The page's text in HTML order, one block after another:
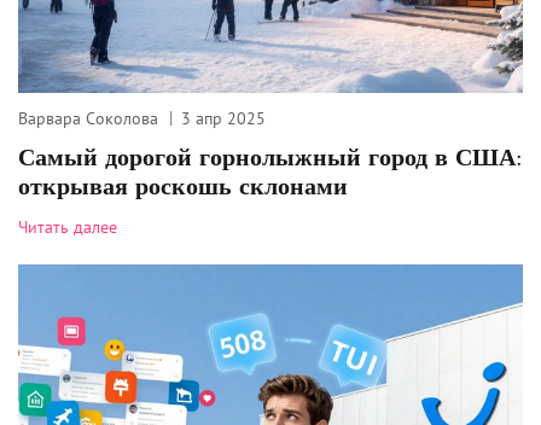
Варвара Соколова 3 апр 2025
Самый дорогой горнолыжный город в США:
открывая роскошь склонами
Читать далее